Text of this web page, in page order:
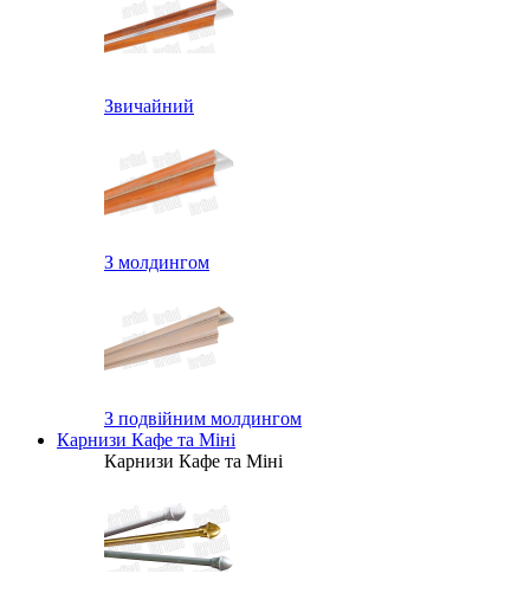
Звичайний
З молдингом
З подвійним молдингом
Карнизи Кафе та Міні
Карнизи Кафе та Міні